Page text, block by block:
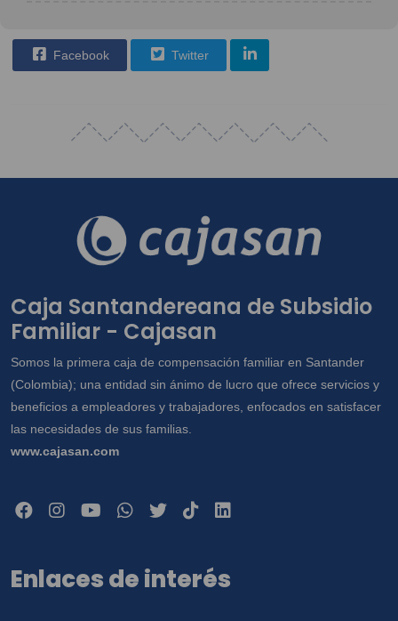
Facebook Twitter
Caja Santandereana de Subsidio
Familiar - Cajasan
Somos la primera caja de compensación familiar en Santander
(Colombia); una entidad sin ánimo de lucro que ofrece servicios y
beneficios a empleadores y trabajadores, enfocados en satisfacer
las necesidades de sus familias.
www.cajasan.com
Enlaces de interés